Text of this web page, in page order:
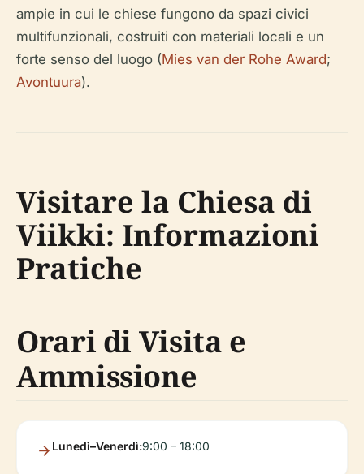
ampie in cui le chiese fungono da spazi civici
multifunzionali, costruiti con materiali locali e un
forte senso del luogo (Mies van der Rohe Award;
Avontuura).
Visitare la Chiesa di
Viikki: Informazioni
Pratiche
Orari di Visita e
Ammissione
Lunedì–Venerdì:9:00 – 18:00